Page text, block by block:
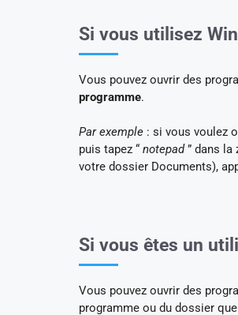
Si vous utilisez
Vous pouvez ouvrir des
programme.
Par exemple : si vous voulez
puis tapez “ notepad” dans la
votre dossier Documents),
Si vous êtes un
Vous pouvez ouvrir des
programme ou du dossier